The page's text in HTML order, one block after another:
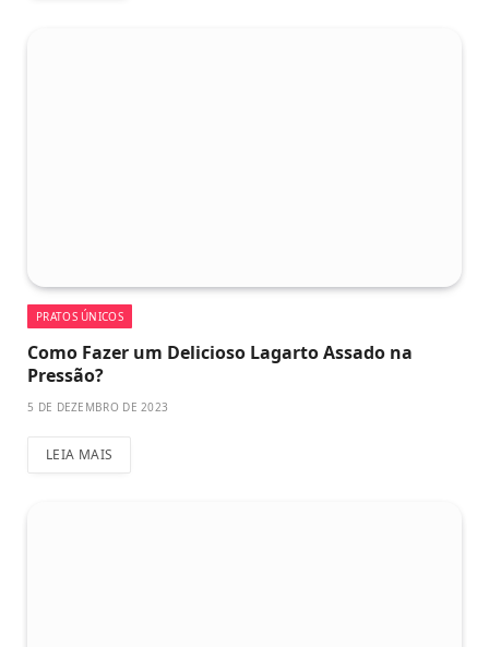
PRATOS ÚNICOS
Como Fazer um Delicioso Lagarto Assado na
Pressão?
5 DE DEZEMBRO DE 2023
LEIA MAIS